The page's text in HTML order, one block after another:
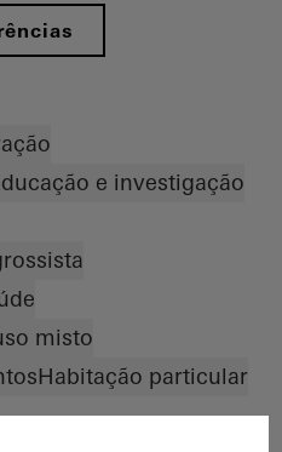
e investigação
misto
Habitação particular